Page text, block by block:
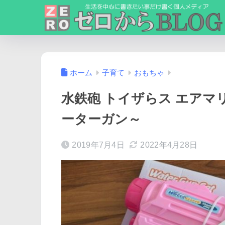
ホーム 子育て おもちゃ
水鉄砲 トイザらス エアマ
ーターガン～
2019年7月4日 2022年4月28日